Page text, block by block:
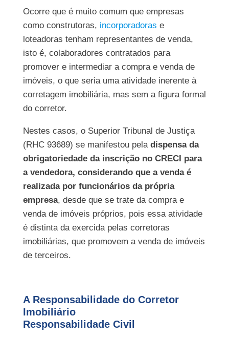
Ocorre que é muito comum que empresas
como construtoras, incorporadoras e
loteadoras tenham representantes de venda,
isto é, colaboradores contratados para
promover e intermediar a compra e venda de
imóveis, o que seria uma atividade inerente à
corretagem imobiliária, mas sem a figura formal
do corretor.
Nestes casos, o Superior Tribunal de Justiça
(RHC 93689) se manifestou pela dispensa da
obrigatoriedade da inscrição no CRECI para
a vendedora, considerando que a venda é
realizada por funcionários da própria
empresa, desde que se trate da compra e
venda de imóveis próprios, pois essa atividade
é distinta da exercida pelas corretoras
imobiliárias, que promovem a venda de imóveis
de terceiros.
A Responsabilidade do Corretor
Imobiliário
Responsabilidade Civil